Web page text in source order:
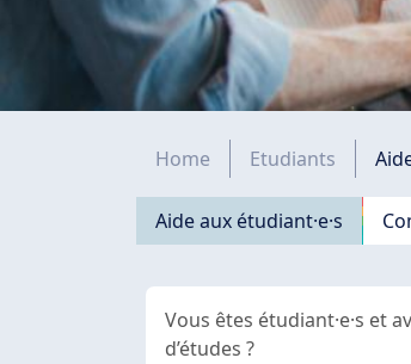
Fil d'Ariane
Home Etudiants
Navigation principale
Aide aux étudiant·e·s
Vous êtes étudiant·e·s et
d’études ?